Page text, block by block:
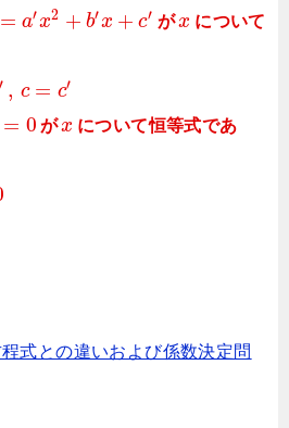
= a′x2 + b′x + c′ がx について
′ , c = c′
= 0 がx について恒等式であ
式との違いおよび係数決定問